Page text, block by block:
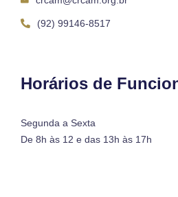
(92) 99146-8517
Horários de
Segunda a Sexta
De 8h às 12 e das 13h às 17h